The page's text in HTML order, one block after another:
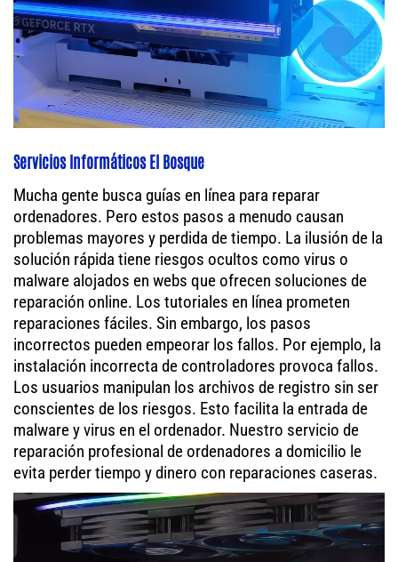
Servicios Informáticos El Bosque
Mucha gente busca guías en línea para reparar
ordenadores. Pero estos pasos a menudo causan
problemas mayores y perdida de tiempo. La ilusión de la
solución rápida tiene riesgos ocultos como virus o
malware alojados en webs que ofrecen soluciones de
reparación online. Los tutoriales en línea prometen
reparaciones fáciles. Sin embargo, los pasos
incorrectos pueden empeorar los fallos. Por ejemplo, la
instalación incorrecta de controladores provoca fallos.
Los usuarios manipulan los archivos de registro sin ser
conscientes de los riesgos. Esto facilita la entrada de
malware y virus en el ordenador. Nuestro servicio de
reparación profesional de ordenadores a domicilio le
evita perder tiempo y dinero con reparaciones caseras.